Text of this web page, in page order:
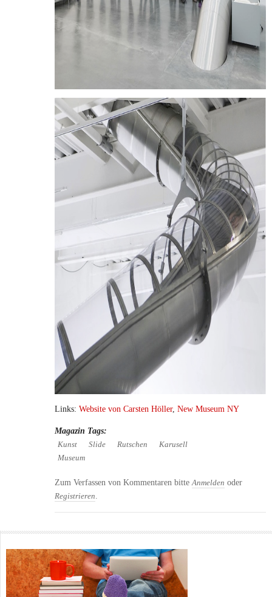
Links: Website von Carsten Höller, New Museum NY
Magazin Tags:
Kunst Slide Rutschen
Karusell
Museum
Zum Verfassen von Kommentaren bitte Anmelden oder
Registrieren